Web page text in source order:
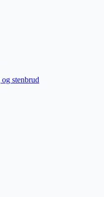
stenbrud